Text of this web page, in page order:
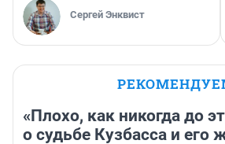
Сергей Энквист
«Плохо, как никогда до
о судьбе Кузбасса и его